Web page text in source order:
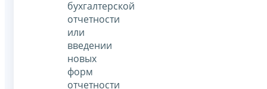
бухгалтерской
отчетности
или
введении
новых
форм
отчетности